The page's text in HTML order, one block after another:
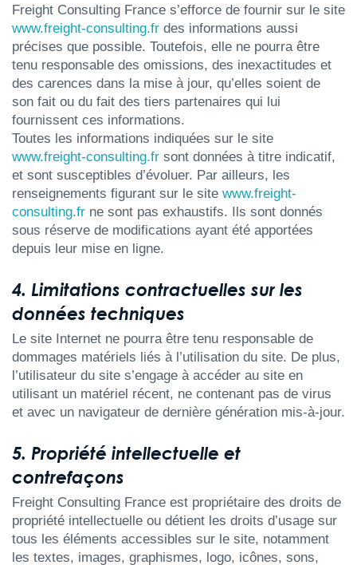
Freight Consulting France s’efforce de fournir sur le site
www.freight-consulting.fr des informations aussi
précises que possible. Toutefois, elle ne pourra être
tenu responsable des omissions, des inexactitudes et
des carences dans la mise à jour, qu’elles soient de
son fait ou du fait des tiers partenaires qui lui
fournissent ces informations.
Toutes les informations indiquées sur le site
www.freight-consulting.fr sont données à titre indicatif,
et sont susceptibles d’évoluer. Par ailleurs, les
renseignements figurant sur le site www.freight-
consulting.fr ne sont pas exhaustifs. Ils sont donnés
sous réserve de modifications ayant été apportées
depuis leur mise en ligne.
4. Limitations contractuelles sur les
données techniques
Le site Internet ne pourra être tenu responsable de
dommages matériels liés à l’utilisation du site. De plus,
l’utilisateur du site s’engage à accéder au site en
utilisant un matériel récent, ne contenant pas de virus
et avec un navigateur de dernière génération mis-à-jour.
5. Propriété intellectuelle et
contrefaçons
Freight Consulting France est propriétaire des droits de
propriété intellectuelle ou détient les droits d’usage sur
tous les éléments accessibles sur le site, notamment
les textes, images, graphismes, logo, icônes, sons,